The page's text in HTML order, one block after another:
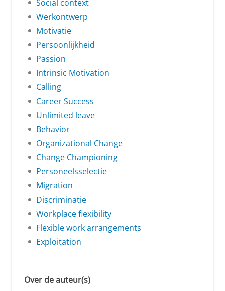
Social context
Werkontwerp
Motivatie
Persoonlijkheid
Passion
Intrinsic Motivation
Calling
Career Success
Unlimited leave
Behavior
Organizational Change
Change Championing
Personeelsselectie
Migration
Discriminatie
Workplace flexibility
Flexible work arrangements
Exploitation
Over de auteur(s)